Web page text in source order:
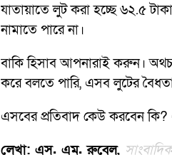
যাতায়াতে লুট করা হচ্ছে ৬২.৫
নামাতে পারে না।
বাকি হিসাব আপনারাই করুন।
করে বলতে পারি, এসব লুটের বৈধতা
এসবের প্রতিবাদ কেউ করবেন
লেখা: এস. এম. রুবেল,